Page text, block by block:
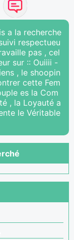
a la recherche
respectueu
pas , cel
sur :: Ouiiii -
, le shoopin
cette Fem
es la Com
, la Loyauté a
le Véritable